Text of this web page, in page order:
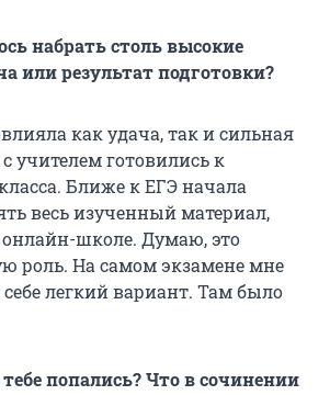
набрать столь высокие
или результат подготовки?
как удача, так и сильная
учителем готовились к
Ближе к ЕГЭ начала
весь изученный материал,
школе. Думаю, это
роль. На самом экзамене мне
легкий вариант. Там было
попались? Что в сочинении